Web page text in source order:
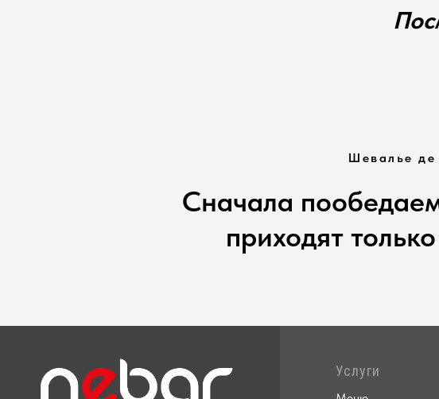
Шевалье
Сначала
приходят
Услуги